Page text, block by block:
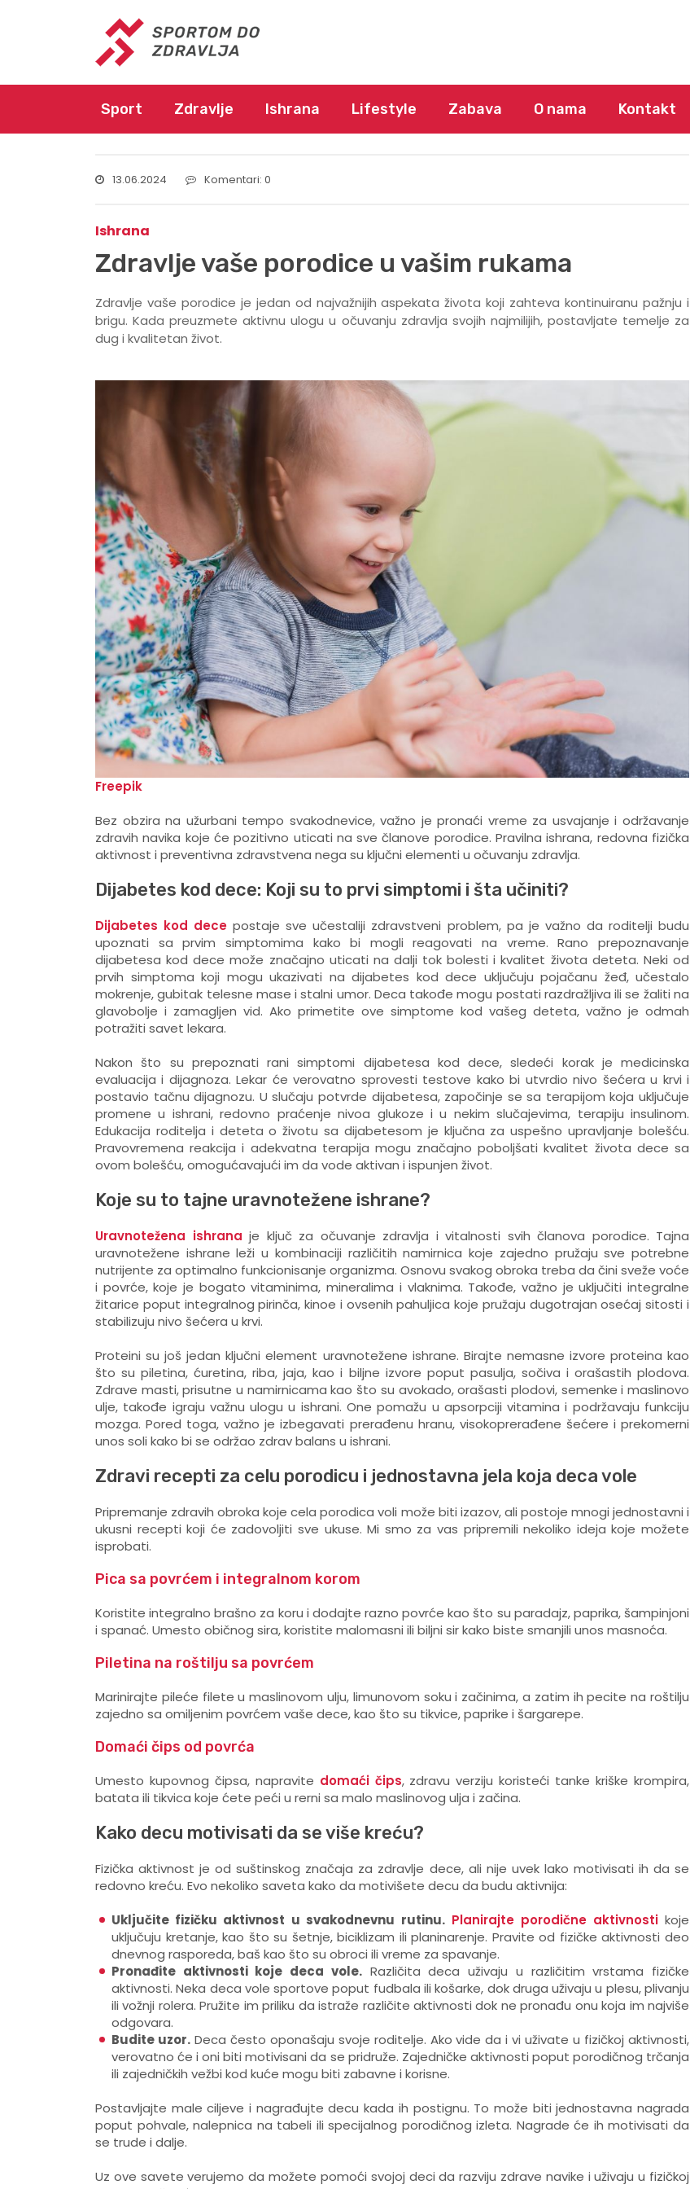
Sport Zdravlje Ishrana Lifestyle Zabava O nama Kontakt
13.06.2024 Komentari: 0
Ishrana
Zdravlje vaše porodice u vašim rukama
Zdravlje vaše porodice je jedan od najvažnijih aspekata života koji zahteva kontinuiranu pažnju i
brigu. Kada preuzmete aktivnu ulogu u očuvanju zdravlja svojih najmilijih, postavljate temelje za
dug i kvalitetan život.
Freepik
Bez obzira na užurbani tempo svakodnevice, važno je pronaći vreme za usvajanje i održavanje
zdravih navika koje će pozitivno uticati na sve članove porodice. Pravilna ishrana, redovna fizička
aktivnost i preventivna zdravstvena nega su ključni elementi u očuvanju zdravlja.
Dijabetes kod dece: Koji su to prvi simptomi i šta učiniti?
Dijabetes kod dece postaje sve učestaliji zdravstveni problem, pa je važno da roditelji budu
upoznati sa prvim simptomima kako bi mogli reagovati na vreme. Rano prepoznavanje
dijabetesa kod dece može značajno uticati na dalji tok bolesti i kvalitet života deteta. Neki od
prvih simptoma koji mogu ukazivati na dijabetes kod dece uključuju pojačanu žeđ, učestalo
mokrenje, gubitak telesne mase i stalni umor. Deca takođe mogu postati razdražljiva ili se žaliti na
glavobolje i zamagljen vid. Ako primetite ove simptome kod vašeg deteta, važno je odmah
potražiti savet lekara.
Nakon što su prepoznati rani simptomi dijabetesa kod dece, sledeći korak je medicinska
evaluacija i dijagnoza. Lekar će verovatno sprovesti testove kako bi utvrdio nivo šećera u krvi i
postavio tačnu dijagnozu. U slučaju potvrde dijabetesa, započinje se sa terapijom koja uključuje
promene u ishrani, redovno praćenje nivoa glukoze i u nekim slučajevima, terapiju insulinom.
Edukacija roditelja i deteta o životu sa dijabetesom je ključna za uspešno upravljanje bolešću.
Pravovremena reakcija i adekvatna terapija mogu značajno poboljšati kvalitet života dece sa
ovom bolešću, omogućavajući im da vode aktivan i ispunjen život.
Koje su to tajne uravnotežene ishrane?
Uravnotežena ishrana je ključ za očuvanje zdravlja i vitalnosti svih članova porodice. Tajna
uravnotežene ishrane leži u kombinaciji različitih namirnica koje zajedno pružaju sve potrebne
nutrijente za optimalno funkcionisanje organizma. Osnovu svakog obroka treba da čini sveže voće
i povrće, koje je bogato vitaminima, mineralima i vlaknima. Takođe, važno je uključiti integralne
žitarice poput integralnog pirinča, kinoe i ovsenih pahuljica koje pružaju dugotrajan osećaj sitosti i
stabilizuju nivo šećera u krvi.
Proteini su još jedan ključni element uravnotežene ishrane. Birajte nemasne izvore proteina kao
što su piletina, ćuretina, riba, jaja, kao i biljne izvore poput pasulja, sočiva i orašastih plodova.
Zdrave masti, prisutne u namirnicama kao što su avokado, orašasti plodovi, semenke i maslinovo
ulje, takođe igraju važnu ulogu u ishrani. One pomažu u apsorpciji vitamina i podržavaju funkciju
mozga. Pored toga, važno je izbegavati prerađenu hranu, visokoprerađene šećere i prekomerni
unos soli kako bi se održao zdrav balans u ishrani.
Zdravi recepti za celu porodicu i jednostavna jela koja deca vole
Pripremanje zdravih obroka koje cela porodica voli može biti izazov, ali postoje mnogi jednostavni i
ukusni recepti koji će zadovoljiti sve ukuse. Mi smo za vas pripremili nekoliko ideja koje možete
isprobati.
Pica sa povrćem i integralnom korom
Koristite integralno brašno za koru i dodajte razno povrće kao što su paradajz, paprika, šampinjoni
i spanać. Umesto običnog sira, koristite malomasni ili biljni sir kako biste smanjili unos masnoća.
Piletina na roštilju sa povrćem
Marinirajte pileće filete u maslinovom ulju, limunovom soku i začinima, a zatim ih pecite na roštilju
zajedno sa omiljenim povrćem vaše dece, kao što su tikvice, paprike i šargarepe.
Domaći čips od povrća
Umesto kupovnog čipsa, napravite domaći čips, zdravu verziju koristeći tanke kriške krompira,
batata ili tikvica koje ćete peći u rerni sa malo maslinovog ulja i začina.
Kako decu motivisati da se više kreću?
Fizička aktivnost je od suštinskog značaja za zdravlje dece, ali nije uvek lako motivisati ih da se
redovno kreću. Evo nekoliko saveta kako da motivišete decu da budu aktivnija:
Uključite fizičku aktivnost u svakodnevnu rutinu. Planirajte porodične aktivnostikoje
uključuju kretanje, kao što su šetnje, biciklizam ili planinarenje. Pravite od fizičke aktivnosti deo
dnevnog rasporeda, baš kao što su obroci ili vreme za spavanje.
Pronađite aktivnosti koje deca vole.Različita deca uživaju u različitim vrstama fizičke
aktivnosti. Neka deca vole sportove poput fudbala ili košarke, dok druga uživaju u plesu, plivanju
ili vožnji rolera. Pružite im priliku da istraže različite aktivnosti dok ne pronađu onu koja im najviše
odgovara.
Budite uzor.Deca često oponašaju svoje roditelje. Ako vide da i vi uživate u fizičkoj aktivnosti,
verovatno će i oni biti motivisani da se pridruže. Zajedničke aktivnosti poput porodičnog trčanja
ili zajedničkih vežbi kod kuće mogu biti zabavne i korisne.
Postavljajte male ciljeve i nagrađujte decu kada ih postignu. To može biti jednostavna nagrada
poput pohvale, nalepnica na tabeli ili specijalnog porodičnog izleta. Nagrade će ih motivisati da
se trude i dalje.
Uz ove savete verujemo da možete pomoći svojoj deci da razviju zdrave navike i uživaju u fizičkoj